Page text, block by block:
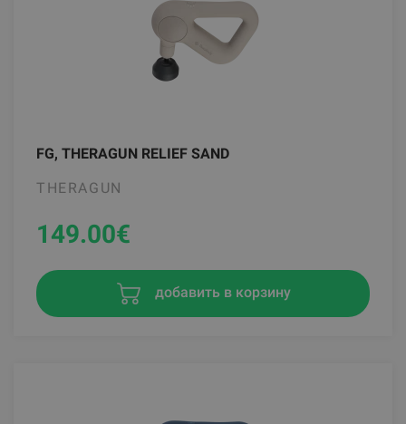
FG, THERAGUN RELIEF SAND
THERAGUN
149.00€
добавить в корзину